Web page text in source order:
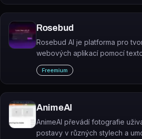
Rosebud
Rosebud AI je platforma pro
webových aplikací pomocí
nutnosti psát kód. Umožňuje
nasadit hru nebo aplikaci v
Freemium
AnimeAI
AnimeAI převádí fotografie
postavy v různých stylech a